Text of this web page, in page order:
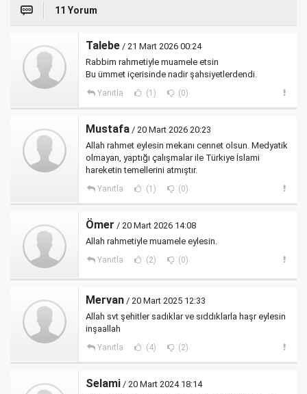
11 Yorum
Talebe / 21 Mart 2026 00:24
Rabbim rahmetiyle muamele etsin
Bu ümmet içerisinde nadir şahsiyetlerdendi.
Yanıtla (1) (0)
Mustafa / 20 Mart 2026 20:23
Allah rahmet eylesin mekanı cennet olsun. Medyatik
olmayan, yaptığı çalışmalar ile Türkiye İslami
hareketin temellerini atmıştır.
Yanıtla (1) (0)
Ömer / 20 Mart 2026 14:08
Allah rahmetiyle muamele eylesin.
Yanıtla (2) (0)
Mervan / 20 Mart 2025 12:33
Allah svt şehitler sadıklar ve sıddıklarla haşr eylesin
inşaallah
Yanıtla (4) (2)
Selami / 20 Mart 2024 18:14